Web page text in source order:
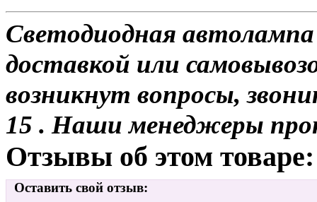
Светодиодная
доставкой или
возникнут вопросы,
15 . Наши менеджеры
Отзывы об этом товаре:
Оставить свой отзыв: